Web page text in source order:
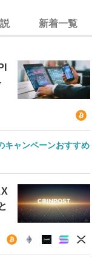
新着一覧
キャンペーンおすすめ